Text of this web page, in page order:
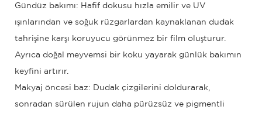
Gündüz bakımı: Hafif dokusu hızla emilir ve UV
ışınlarından ve soğuk rüzgarlardan kaynaklanan dudak
tahrişine karşı koruyucu görünmez bir film oluşturur.
Ayrıca doğal meyvemsi bir koku yayarak günlük bakımın
keyfini artırır.
Makyaj öncesi baz: Dudak çizgilerini doldurarak,
sonradan sürülen rujun daha pürüzsüz ve pigmentli